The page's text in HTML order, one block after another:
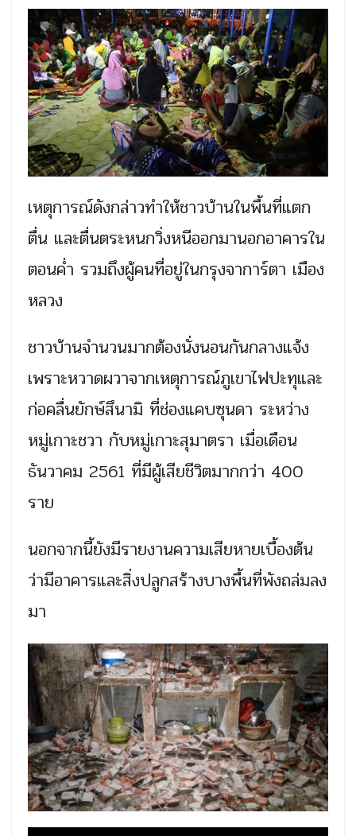
เหตุการณ์ดังกล่าวทำให้ชาวบ้านในพื้นที่แตก
ตื่น และตื่นตระหนกวิ่งหนีออกมานอกอาคารใน
ตอนค่ำ รวมถึงผู้คนที่อยู่ในกรุงจาการ์ตา เมือง
หลวง
ชาวบ้านจำนวนมากต้องนั่งนอนกันกลางแจ้ง
เพราะหวาดผวาจากเหตุการณ์ภูเขาไฟปะทุและ
ก่อคลื่นยักษ์สึนามิ ที่ช่องแคบซุนดา ระหว่าง
หมู่เกาะชวา กับหมู่เกาะสุมาตรา เมื่อเดือน
ธันวาคม 2561 ที่มีผู้เสียชีวิตมากกว่า 400
ราย
นอกจากนี้ยังมีรายงานความเสียหายเบื้องต้น
ว่ามีอาคารและสิ่งปลูกสร้างบางพื้นที่พังถล่มลง
มา